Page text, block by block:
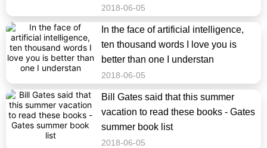
2018-06-05
In the face of artificial intelligence,
ten thousand words I love you is
better than one I understan
2018-06-05
Bill Gates said that this summer
vacation to read these books - Gates
summer book list
2018-06-05